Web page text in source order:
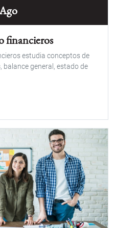
financieros
estudia conceptos de
general, estado de